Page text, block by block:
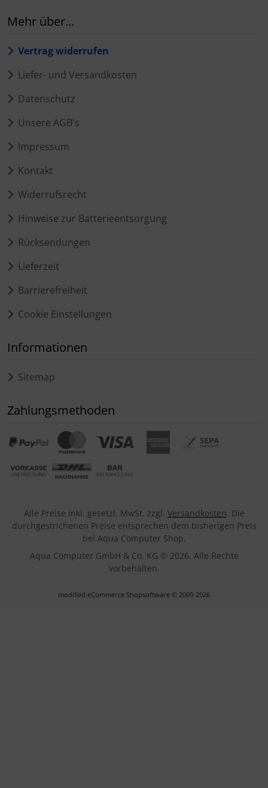
Mehr über...
Vertrag widerrufen
Liefer- und Versandkosten
Datenschutz
Unsere AGB's
Impressum
Kontakt
Widerrufsrecht
Hinweise zur Batterieentsorgung
Rücksendungen
Lieferzeit
Barrierefreiheit
Cookie Einstellungen
Informationen
Sitemap
Zahlungsmethoden
Alle Preise inkl. gesetzl. MwSt. zzgl. Versandkosten. Die
durchgestrichenen Preise entsprechen dem bisherigen Preis
bei Aqua Computer Shop.
Aqua Computer GmbH & Co. KG © 2026. Alle Rechte
vorbehalten.
modified eCommerce Shopsoftware © 2009-2026